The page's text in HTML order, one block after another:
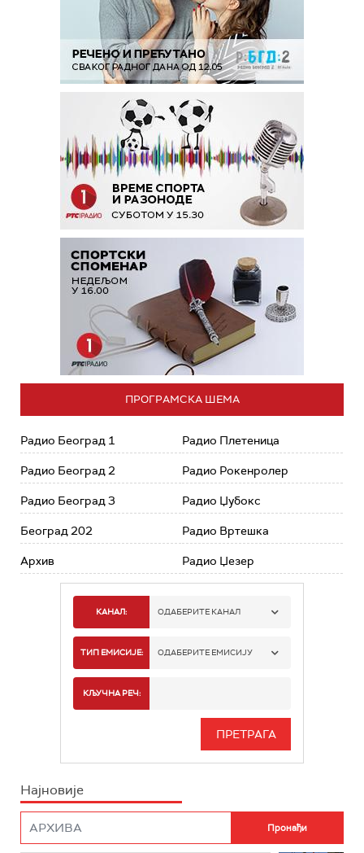
ПРОГРАМСКА ШЕМА
Радио Београд 1
Радио Београд 2
Радио Београд 3
Београд 202
Архив
Радио Плетеница
Радио Рокенролер
Радио Џубокс
Радио Вртешка
Радио Џезер
КАНАЛ: ОДАБЕРИТЕ КАНАЛ
РАДИО БЕОГРАД 1
РАДИО БЕОГРАД 3
РАДИО РОКЕНРОЛЕР
ТИП ЕМИСИЈЕ: ОДАБЕРИТЕ ЕМИСИЈУ
ИНФО
КЉУЧНА РЕЧ:
Најновије